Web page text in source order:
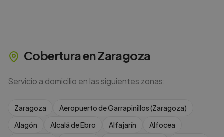
Cobertura enZaragoza
Servicio a domicilio en las siguientes zonas:
Zaragoza
Aeropuerto de Garrapinillos (Zaragoza)
Alagón
Alcalá de Ebro Alfajarín
Alfocea